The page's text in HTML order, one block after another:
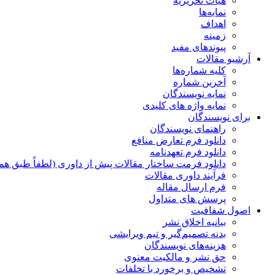
نمایه‌ها
اهداف
زمینه
پیوندهای مفید
آرشیو مقالات
کلیه شماره‌ها
آخرین شماره
نمایه نویسندگان
نمایه واژه های کلیدی
برای نویسندگان
راهنمای نویسندگان
دانلود فرم تعارض منافع
دانلود فرم تعهدنامه
دانلود فرمت ساختار مقالات پیش از داوری (لطفاً طبق
فرآیند داوری مقالات
فرم ارسال مقاله
پرسش های متداول
اصول شفافیت
بیانیه اخلاق نشر
بدنه تصمیم‌گیر و تیم ویرایشی
هزینه‌های نویسندگان
حق نشر و مالکیت معنوی
تشخیص و برخورد با تخلفات